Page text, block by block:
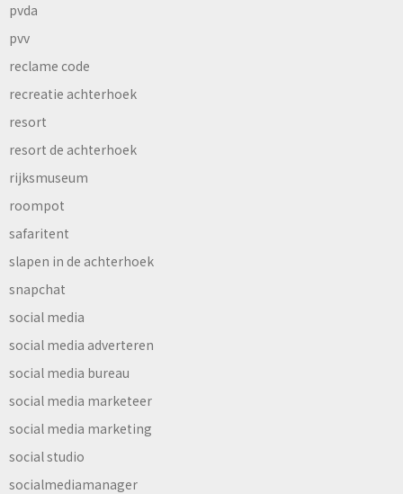
pvda
pvv
reclame code
recreatie achterhoek
resort
resort de achterhoek
rijksmuseum
roompot
safaritent
slapen in de achterhoek
snapchat
social media
social media adverteren
social media bureau
social media marketeer
social media marketing
social studio
socialmediamanager